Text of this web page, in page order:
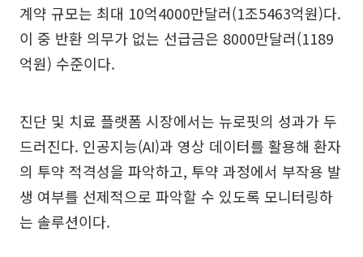
계약 규모는 최대 10억4000만달러(1조5463억원)다.
이 중 반환 의무가 없는 선급금은 8000만달러(1189
억원) 수준이다.
진단 및 치료 플랫폼 시장에서는 뉴로핏의 성과가 두
드러진다. 인공지능(AI)과 영상 데이터를 활용해 환자
의 투약 적격성을 파악하고, 투약 과정에서 부작용 발
생 여부를 선제적으로 파악할 수 있도록 모니터링하
는 솔루션이다.